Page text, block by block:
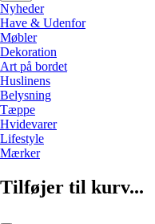
Nyheder
Have & Udenfor
Møbler
Dekoration
Art på bordet
Huslinens
Belysning
Tæppe
Hvidevarer
Lifestyle
Mærker
Tilføjer til kurv...